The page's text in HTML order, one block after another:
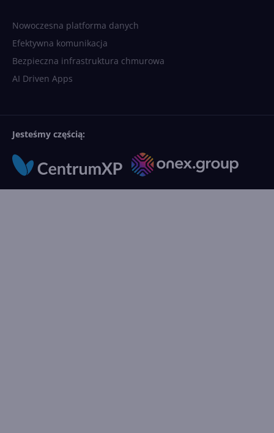
Nowoczesna platforma danych
Efektywna komunikacja
Bezpieczna infrastruktura chmurowa
AI Driven Apps
Jesteśmy częścią: